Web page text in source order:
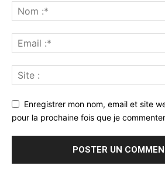
Enregistrer mon nom, email et site
pour la prochaine fois que je